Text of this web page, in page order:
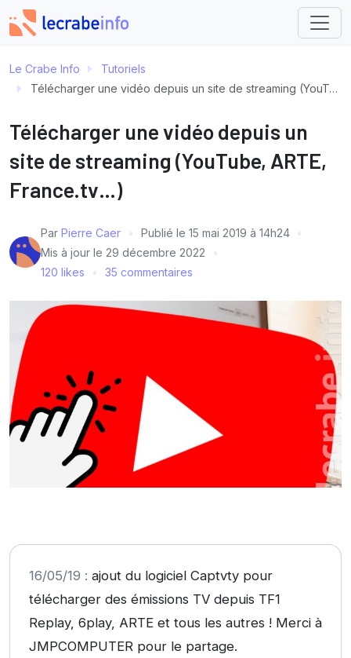
Le Crabe Info
Tutoriels
Télécharger une vidéo depuis un site de streaming (YouTube, ARTE, France.tv…)
Télécharger une vidéo depuis un
site de streaming (YouTube, ARTE,
France.tv…)
Par Pierre Caer Publié le 15 mai 2019 à 14h24
Mis à jour le 29 décembre 2022
120 likes
35 commentaires
16/05/19 : ajout du logiciel Captvty pour
télécharger des émissions TV depuis TF1
Replay, 6play, ARTE et tous les autres ! Merci à
JMPCOMPUTER pour le partage.